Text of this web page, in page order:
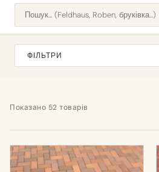
ФІЛЬТРИ
Показано 52 товарів